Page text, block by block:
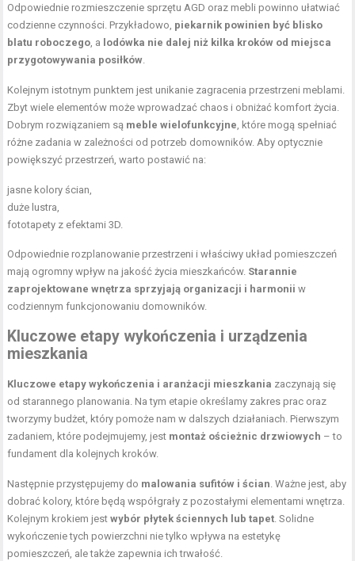
Odpowiednie rozmieszczenie sprzętu AGD oraz mebli powinno ułatwiać
codzienne czynności. Przykładowo, piekarnik powinien być blisko
blatu roboczego, a lodówka nie dalej niż kilka kroków od miejsca
przygotowywania posiłków.
Kolejnym istotnym punktem jest unikanie zagracenia przestrzeni meblami.
Zbyt wiele elementów może wprowadzać chaos i obniżać komfort życia.
Dobrym rozwiązaniem są meble wielofunkcyjne, które mogą spełniać
różne zadania w zależności od potrzeb domowników. Aby optycznie
powiększyć przestrzeń, warto postawić na:
jasne kolory ścian,
duże lustra,
fototapety z efektami 3D.
Odpowiednie rozplanowanie przestrzeni i właściwy układ pomieszczeń
mają ogromny wpływ na jakość życia mieszkańców. Starannie
zaprojektowane wnętrza sprzyjają organizacji i harmonii w
codziennym funkcjonowaniu domowników.
Kluczowe etapy wykończenia i urządzenia
mieszkania
Kluczowe etapy wykończenia i aranżacji mieszkania zaczynają się
od starannego planowania. Na tym etapie określamy zakres prac oraz
tworzymy budżet, który pomoże nam w dalszych działaniach. Pierwszym
zadaniem, które podejmujemy, jest montaż ościeżnic drzwiowych – to
fundament dla kolejnych kroków.
Następnie przystępujemy do malowania sufitów i ścian. Ważne jest, aby
dobrać kolory, które będą współgrały z pozostałymi elementami wnętrza.
Kolejnym krokiem jestwybór płytek ściennych lub tapet. Solidne
wykończenie tych powierzchni nie tylko wpływa na estetykę
pomieszczeń, ale także zapewnia ich trwałość.